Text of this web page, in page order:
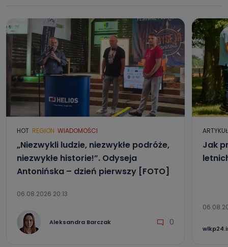
HOT REGION WIADOMOŚCI
„Niezwykli ludzie, niezwykłe podróże,
niezwykłe historie!”. Odyseja
Antonińska – dzień pierwszy [FOTO]
06.08.2026 20:13
Aleksandra Barczak 0
Jak